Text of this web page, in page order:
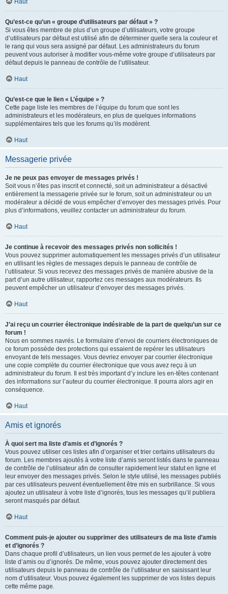
Haut
Qu’est-ce qu’un « groupe d’utilisateurs par défaut » ?
Si vous êtes membre de plus d’un groupe d’utilisateurs, votre groupe
d’utilisateurs par défaut est utilisé afin de déterminer quelle sera la couleur et
le rang qui vous sera assigné par défaut. Les administrateurs du forum
peuvent vous autoriser à modifier vous-même votre groupe d’utilisateurs par
défaut depuis le panneau de contrôle de l’utilisateur.
Haut
Qu’est-ce que le lien « L’équipe » ?
Cette page liste les membres de l’équipe du forum que sont les
administrateurs et les modérateurs, en plus de quelques informations
supplémentaires tels que les forums qu’ils modèrent.
Haut
Messagerie privée
Je ne peux pas envoyer de messages privés !
Soit vous n’êtes pas inscrit et connecté, soit un administrateur a désactivé
entièrement la messagerie privée sur le forum, soit un administrateur ou un
modérateur a décidé de vous empêcher d’envoyer des messages privés. Pour
plus d’informations, veuillez contacter un administrateur du forum.
Haut
Je continue à recevoir des messages privés non sollicités !
Vous pouvez supprimer automatiquement les messages privés d’un utilisateur
en utilisant les règles de messages depuis le panneau de contrôle de
l’utilisateur. Si vous recevez des messages privés de manière abusive de la
part d’un autre utilisateur, rapportez ces messages aux modérateurs. Ils
peuvent empêcher un utilisateur d’envoyer des messages privés.
Haut
J’ai reçu un courrier électronique indésirable de la part de quelqu’un sur ce
forum !
Nous en sommes navrés. Le formulaire d’envoi de courriers électroniques de
ce forum possède des protections qui essaient de repérer les utilisateurs
envoyant de tels messages. Vous devriez envoyer par courrier électronique
une copie complète du courrier électronique que vous avez reçu à un
administrateur du forum. Il est très important d’y inclure les en-têtes contenant
des informations sur l’auteur du courrier électronique. Il pourra alors agir en
conséquence.
Haut
Amis et ignorés
À quoi sert ma liste d’amis et d’ignorés ?
Vous pouvez utiliser ces listes afin d’organiser et trier certains utilisateurs du
forum. Les membres ajoutés à votre liste d’amis seront listés dans le panneau
de contrôle de l’utilisateur afin de consulter rapidement leur statut en ligne et
leur envoyer des messages privés. Selon le style utilisé, les messages publiés
par ces utilisateurs peuvent éventuellement être mis en surbrillance. Si vous
ajoutez un utilisateur à votre liste d’ignorés, tous les messages qu’il publiera
seront masqués par défaut.
Haut
Comment puis-je ajouter ou supprimer des utilisateurs de ma liste d’amis
et d’ignorés ?
Dans chaque profil d’utilisateurs, un lien vous permet de les ajouter à votre
liste d’amis ou d’ignorés. De même, vous pouvez ajouter directement des
utilisateurs depuis le panneau de contrôle de l’utilisateur en saisissant leur
nom d’utilisateur. Vous pouvez également les supprimer de vos listes depuis
cette même page.